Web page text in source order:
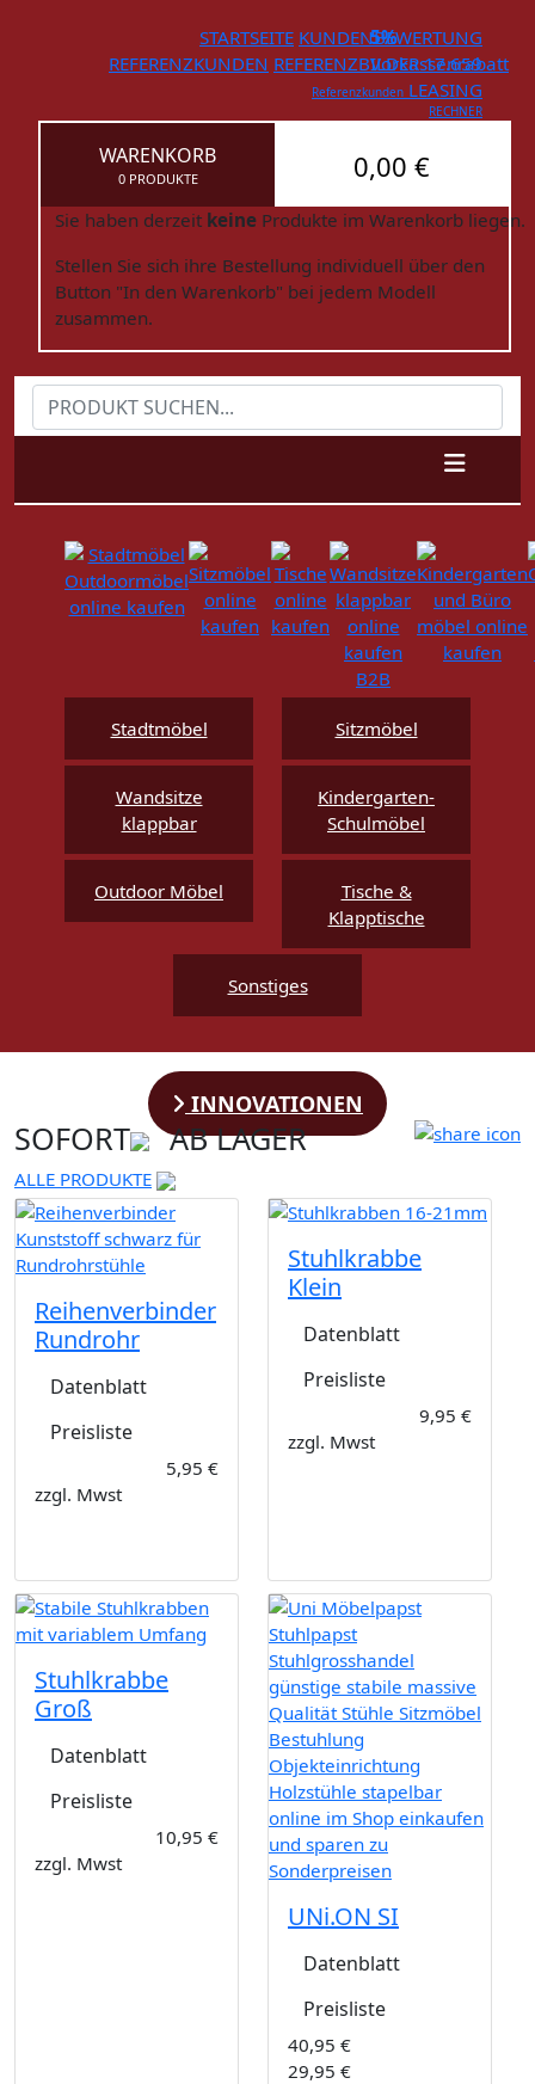
STARTSEITE KUNDENBEWERTUNG
REFERENZKUNDEN REFERENZBILDER 17.659
Referenzkunden LEASING
RECHNER
WARENKORB
0 PRODUKTE 0,00 €
Sie haben derzeit keine Produkte im Warenkorb liegen.
Stellen Sie sich ihre Bestellung individuell über den
Button "In den Warenkorb" bei jedem Modell
zusammen.
5%
Vorkassenrabatt
Stadtmöbel Sitzmöbel
Wandsitze
klappbar
Kindergarten-
Schulmöbel
Outdoor Möbel
Tische &
Klapptische
Sonstiges
INNOVATIONEN
SOFORT AB LAGER
ALLE PRODUKTE
Reihenverbinder
Rundrohr
Datenblatt
Preisliste
5,95 €
zzgl. Mwst
Stuhlkrabbe
Klein
Datenblatt
Preisliste
9,95 €
zzgl. Mwst
Stuhlkrabbe
Groß
Datenblatt
Preisliste
10,95 €
zzgl. Mwst
UNi.ON SI
Datenblatt
Preisliste
40,95 €
29,95 €